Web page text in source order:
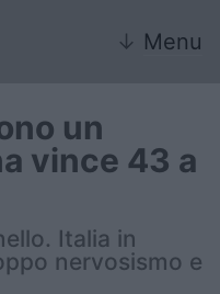
↓ Menu
un
vince 43 a
Italia in
nervosismo e